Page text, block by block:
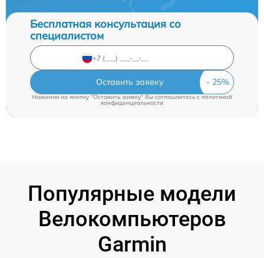
Бесплатная консультация со
специалистом
Оставить заявку
Нажимая на кнопку "Оставить заявку" Вы соглашаетесь cполитикой
конфиденциальности
Популярные модели
Велокомпьютеров
Garmin